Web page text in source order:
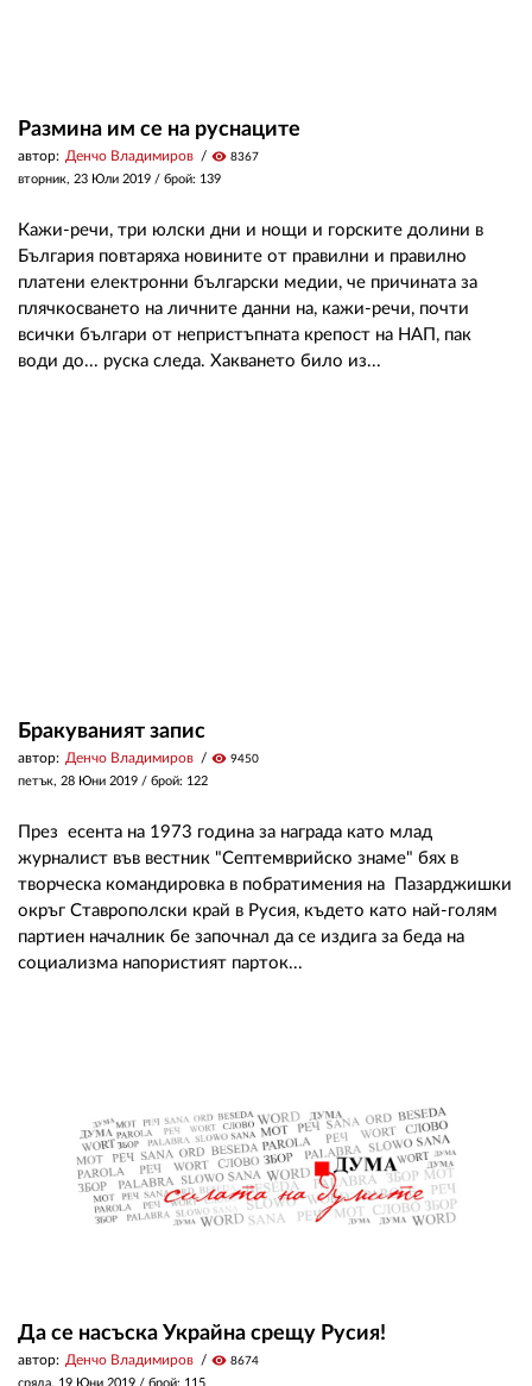
Размина им се на руснаците
автор: Денчо Владимиров visibility 8367
вторник, 23 Юли 2019 / брой: 139
Кажи-речи, три юлски дни и нощи и горските долини в
България повтаряха новините от правилни и правилно
платени електронни български медии, че причината за
плячкосването на личните данни на, кажи-речи, почти
всички българи от непристъпната крепост на НАП, пак
води до... руска следа. Хакването било из...
Бракуваният запис
автор: Денчо Владимиров visibility 9450
петък, 28 Юни 2019 / брой: 122
През есента на 1973 година за награда като млад
журналист във вестник "Септемврийско знаме" бях в
творческа командировка в побратимения на Пазарджишки
окръг Ставрополски край в Русия, където като най-голям
партиен началник бе започнал да се издига за беда на
социализма напористият парток...
Да се насъска Украйна срещу Русия!
автор: Денчо Владимиров visibility 8674
сряда, 19 Юни 2019 / брой: 115